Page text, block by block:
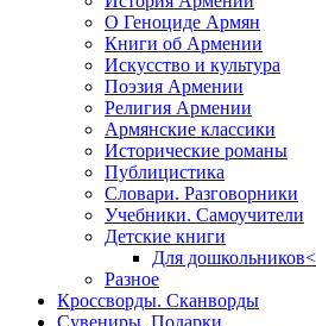
О Геноциде Армян
Книги об Армении
Иcкусство и культура
Поэзия Армении
Религия Армении
Армянские классики
Исторические романы
Публицистика
Словари. Разговорники
Учебники. Самоучители
Детские книги
Для
Разное
Кроссворды. Сканворды
Сувениры. Подарки